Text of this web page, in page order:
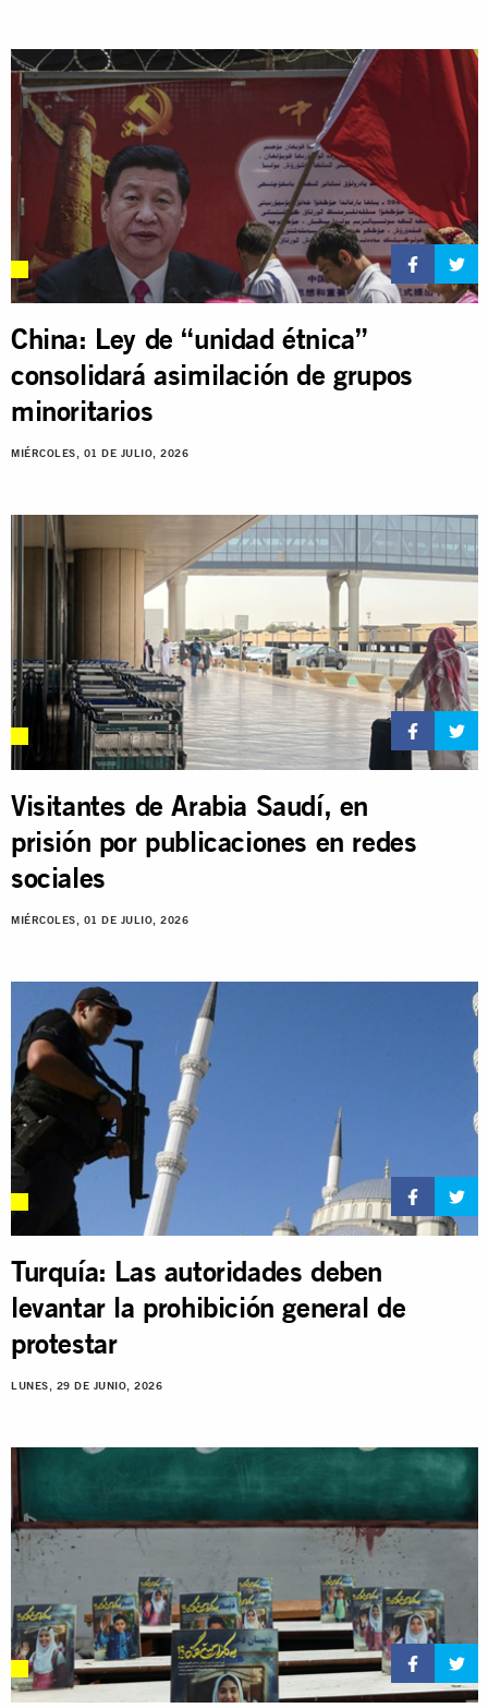
China: Ley de “unidad étnica”
consolidará asimilación de grupos
minoritarios
MIÉRCOLES, 01 DE JULIO, 2026
Visitantes de Arabia Saudí, en
prisión por publicaciones en redes
sociales
MIÉRCOLES, 01 DE JULIO, 2026
Turquía: Las autoridades deben
levantar la prohibición general de
protestar
LUNES, 29 DE JUNIO, 2026